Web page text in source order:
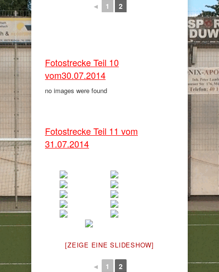
◄ 1 2
Fotostrecke Teil 10
vom30.07.2014
no images were found
Fotostrecke Teil 11 vom
31.07.2014
[ZEIGE EINE SLIDESHOW]
◄ 1 2